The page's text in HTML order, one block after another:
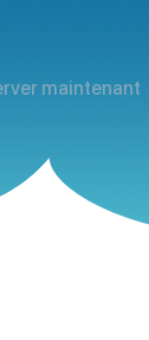
maintenant